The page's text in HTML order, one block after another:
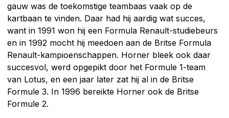
gauw was de toekomstige teambaas vaak op de
kartbaan te vinden. Daar had hij aardig wat succes,
want in 1991 won hij een Formula Renault-studiebeurs
en in 1992 mocht hij meedoen aan de Britse Formula
Renault-kampioenschappen. Horner bleek ook daar
succesvol, werd opgepikt door het Formule 1-team
van Lotus, en een jaar later zat hij al in de Britse
Formule 3. In 1996 bereikte Horner ook de Britse
Formule 2.